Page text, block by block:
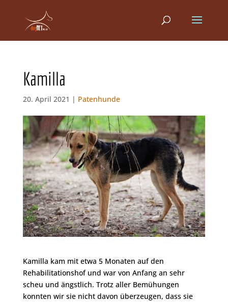
Kamilla
20. April 2021 | Patenhunde
Kamilla kam mit etwa 5 Monaten auf den
Rehabilitationshof und war von Anfang an sehr
scheu und ängstlich. Trotz aller Bemühungen
konnten wir sie nicht davon überzeugen, dass sie